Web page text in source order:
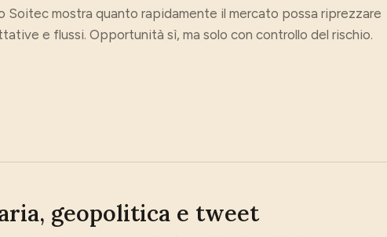
Soitec mostra quanto rapidamente il mercato possa riprezzare
e flussi. Opportunità sì, ma solo con controllo del rischio.
geopolitica e tweet